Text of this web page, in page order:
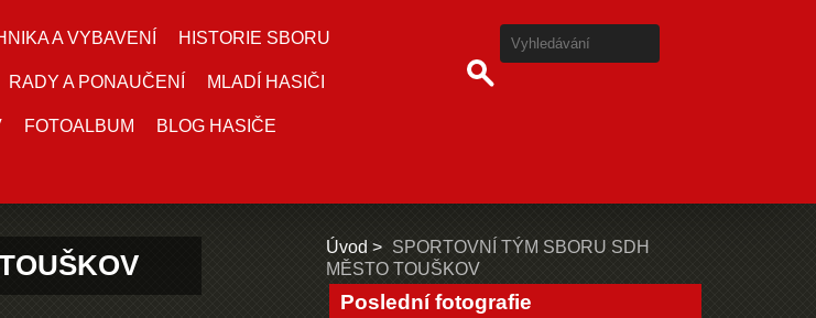
A VYBAVENÍ HISTORIE SBORU
RADY A PONAUČENÍ MLADÍ HASIČI
FOTOALBUM BLOG HASIČE
Úvod
SPORTOVNÍ TÝM SBORU SDH
MĚSTO TOUŠKOV
Poslední fotografie